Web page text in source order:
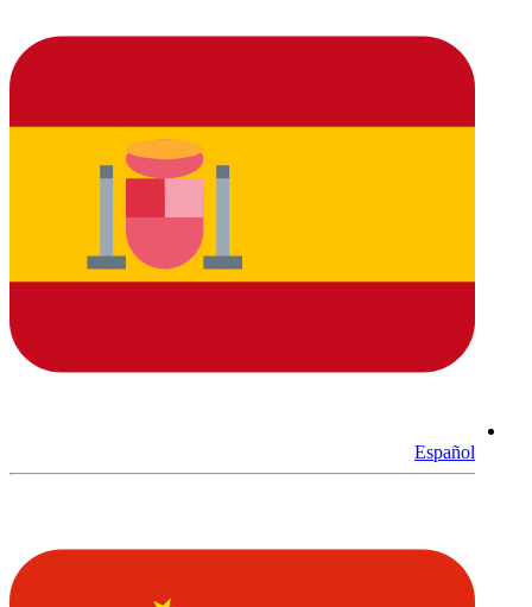
Español